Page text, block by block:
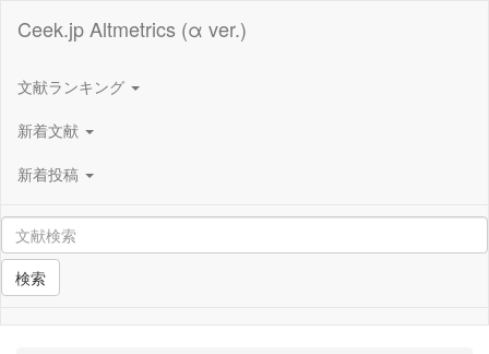
Ceek.jp Altmetrics (α ver.)
文献ランキング
新着文献
新着投稿
検索